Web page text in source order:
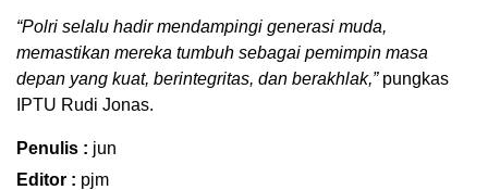
“Polri selalu hadir mendampingi generasi muda,
memastikan mereka tumbuh sebagai pemimpin masa
depan yang kuat, berintegritas, dan berakhlak,”pungkas
IPTU Rudi Jonas.
Penulis : jun
Editor : pjm